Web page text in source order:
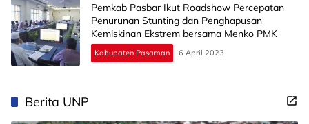
Pemkab Pasbar Ikut Roadshow Percepatan
Penurunan Stunting dan Penghapusan
Kemiskinan Ekstrem bersama Menko PMK
Kabupaten Pasaman 6 April 2023
Berita UNP